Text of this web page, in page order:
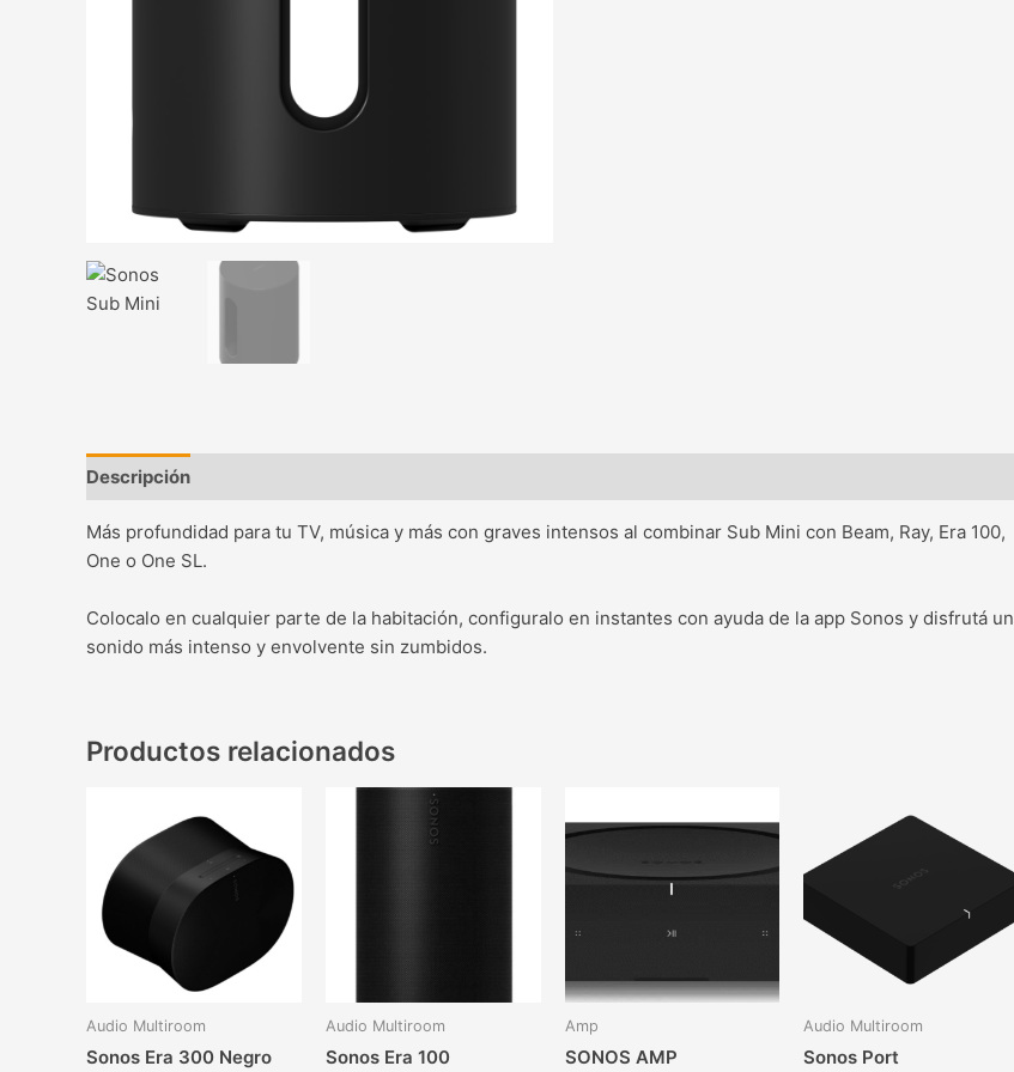
Descripción
Más profundidad para tu TV, música y más con graves intensos al combinar Sub Mini con Beam, Ray, Era 100,
One o One SL.
Colocalo en cualquier parte de la habitación, configuralo en instantes con ayuda de la app Sonos y disfrutá un
sonido más intenso y envolvente sin zumbidos.
Productos relacionados
Audio Multiroom
Sonos Era 300 Negro
Audio Multiroom
Sonos Era 100
Amp
SONOS AMP
Audio Multiroom
Sonos Port